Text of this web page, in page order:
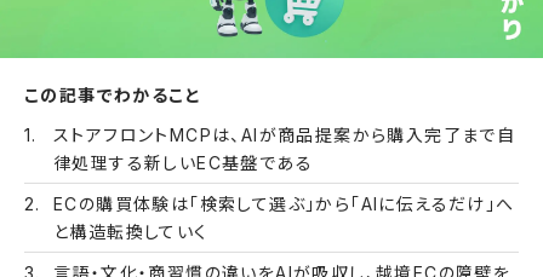
この記事でわかること
ストアフロントMCPは、AIが商品提案から購入完了まで自
律処理する新しいEC基盤である
ECの購買体験は「検索して選ぶ」から「AIに伝えるだけ」へ
と構造転換していく
言語・文化・商習慣の違いをAIが吸収し、越境ECの障壁を